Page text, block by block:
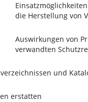
die Herstellung von
Auswirkungen von
verwandten
und
erstatten